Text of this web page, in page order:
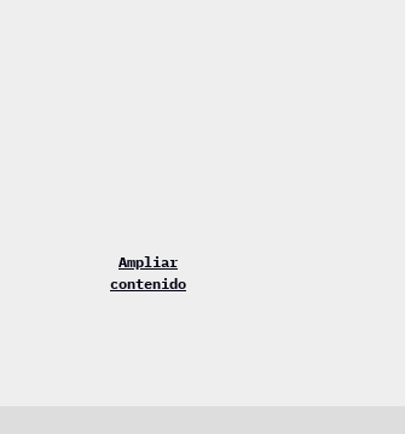
Ampliar
contenido